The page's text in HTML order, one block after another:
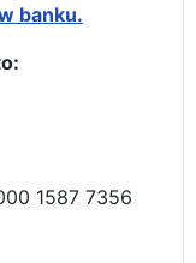
banku.
1587 7356